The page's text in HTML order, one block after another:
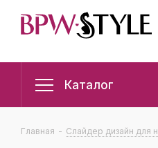
Каталог
Главная - Слайдер дизайн для